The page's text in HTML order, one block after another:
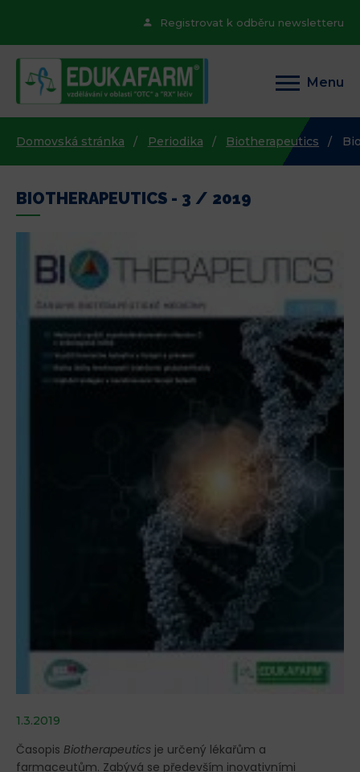
Registrovat k odběru newsletteru
Menu
Domovská stránka Periodika Biotherapeutics
BIOTHERAPEUTICS - 3 / 2019
1.3.2019
Časopis Biotherapeutics je určený lékařům a
farmaceutům. Zabývá se především inovativními